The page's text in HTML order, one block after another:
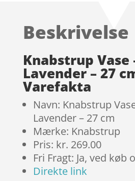
baseret
kundebed
ømmels
er
Beskrivelse
Knabstrup Vase
Lavender – 27
Varefakta
Navn: Knabstrup
Lavender – 27 cm
Mærke: Knabstrup
Pris: kr. 269.00
Fri Fragt: Ja, ved køb
Direkte link